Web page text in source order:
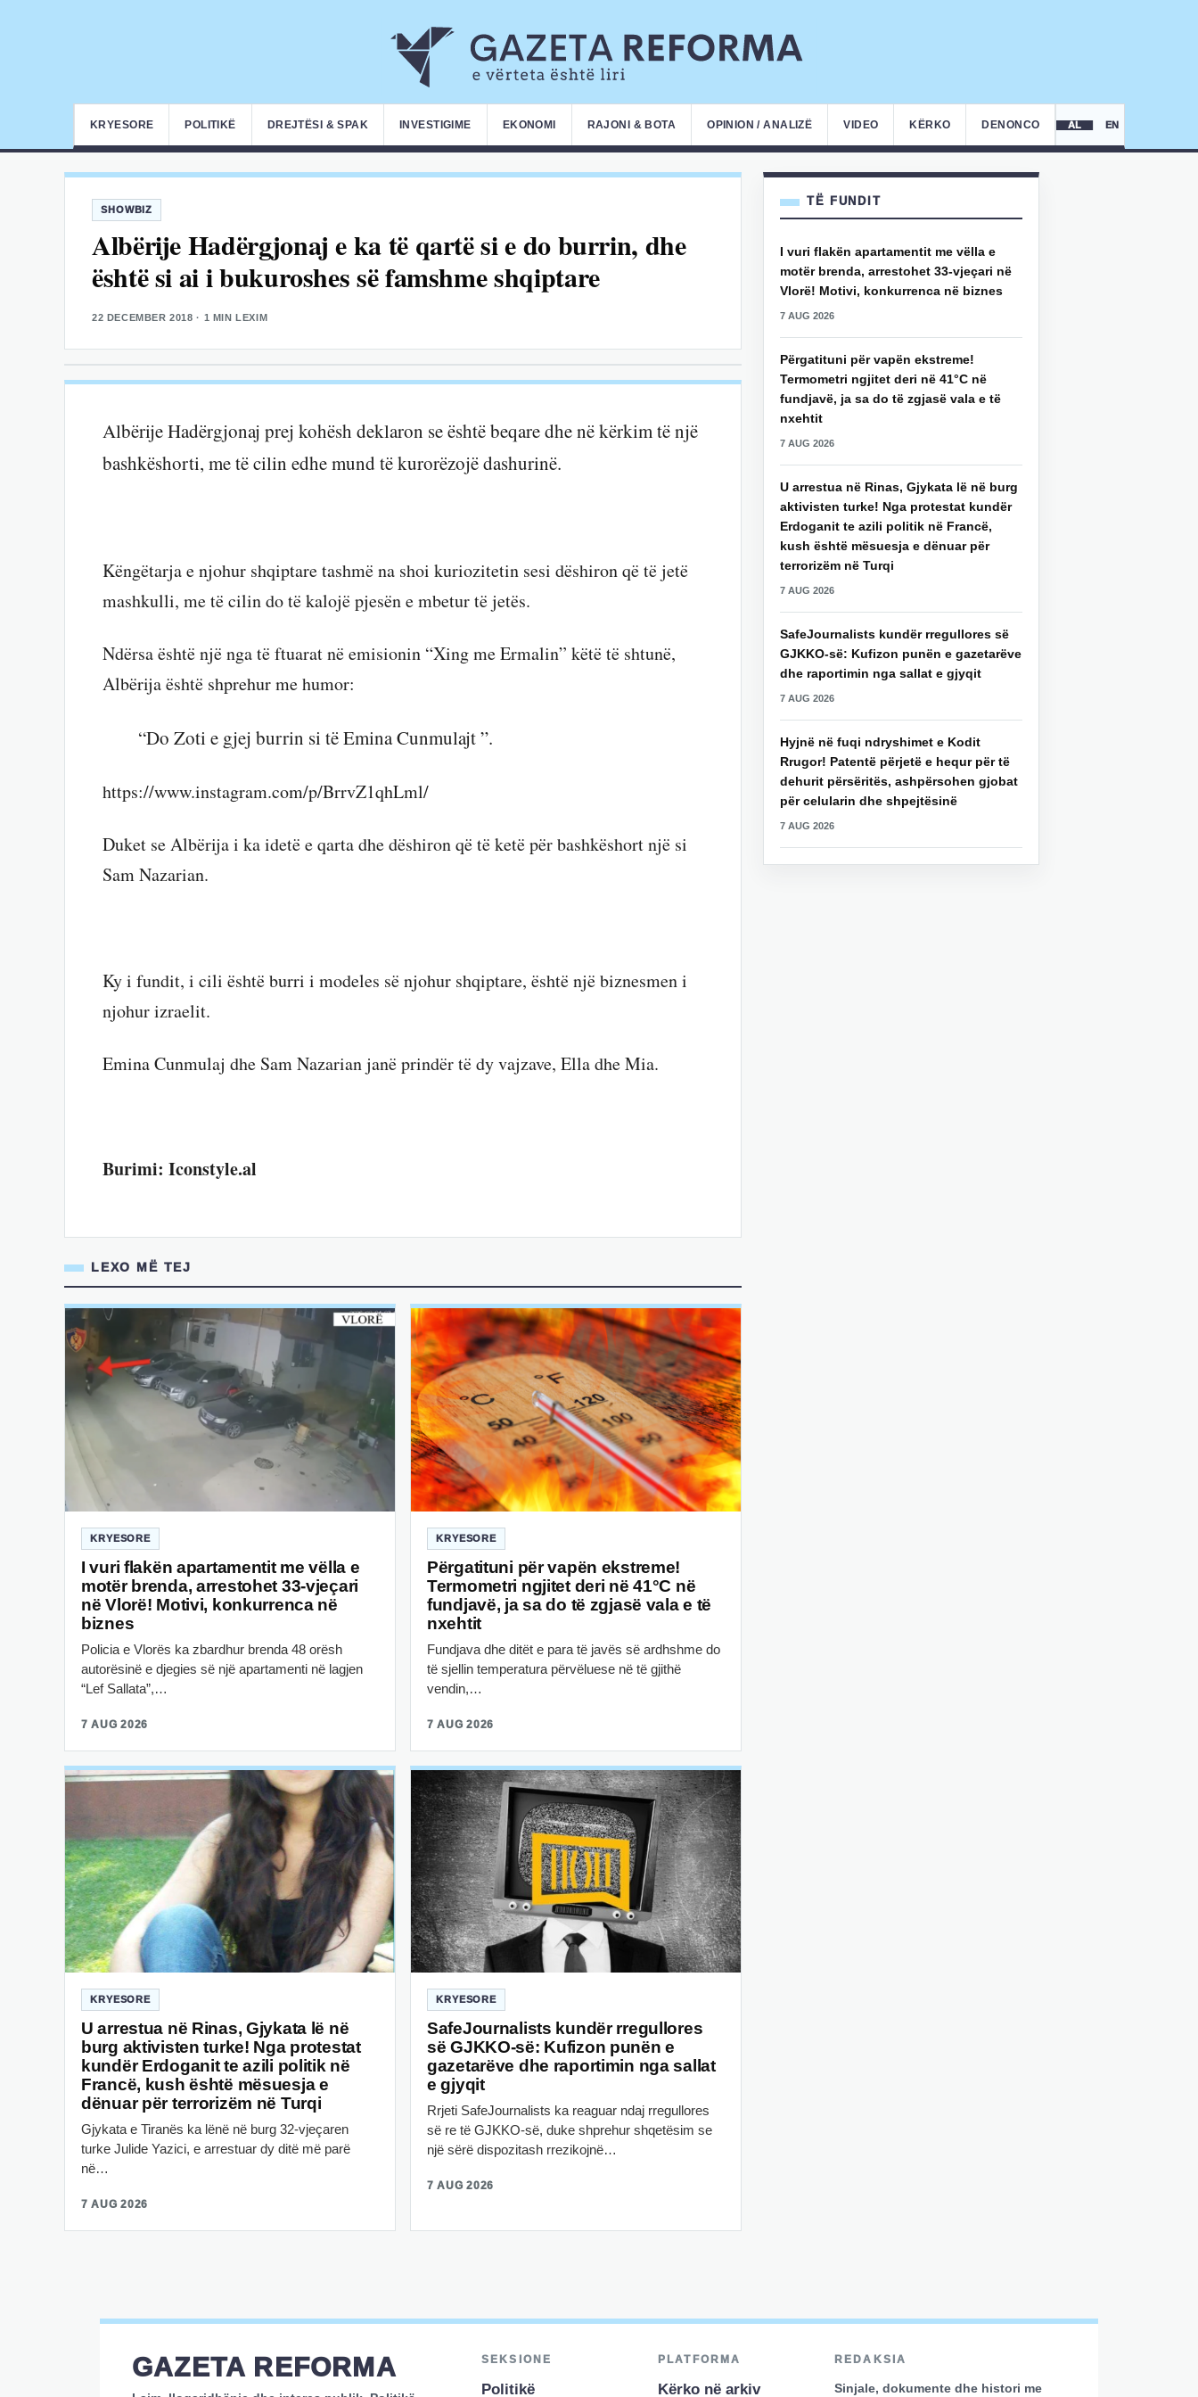
KRYESORE POLITIKË DREJTËSI & SPAK INVESTIGIME EKONOMI RAJONI & BOTA OPINION / ANALIZË VIDEO KËRKO DENONCO AL EN
SHOWBIZ
Albërije Hadërgjonaj e ka të qartë si e do burrin, dhe
është si ai i bukuroshes së famshme shqiptare
22 DECEMBER 2018 · 1 MIN LEXIM
Albërije Hadërgjonaj prej kohësh deklaron se është beqare dhe në kërkim të një
bashkëshorti, me të cilin edhe mund të kurorëzojë dashurinë.
Këngëtarja e njohur shqiptare tashmë na shoi kuriozitetin sesi dëshiron që të jetë
mashkulli, me të cilin do të kalojë pjesën e mbetur të jetës.
Ndërsa është një nga të ftuarat në emisionin “Xing me Ermalin” këtë të shtunë,
Albërija është shprehur me humor:
“Do Zoti e gjej burrin si të Emina Cunmulajt ”.
https://www.instagram.com/p/BrrvZ1qhLml/
Duket se Albërija i ka idetë e qarta dhe dëshiron që të ketë për bashkëshort një si
Sam Nazarian.
Ky i fundit, i cili është burri i modeles së njohur shqiptare, është një biznesmen i
njohur izraelit.
Emina Cunmulaj dhe Sam Nazarian janë prindër të dy vajzave, Ella dhe Mia.
Burimi: Iconstyle.al
LEXO MË TEJ
KRYESORE
I vuri flakën apartamentit me vëlla e
motër brenda, arrestohet 33-vjeçari
në Vlorë! Motivi, konkurrenca në
biznes
Policia e Vlorës ka zbardhur brenda 48 orësh
autorësinë e djegies së një apartamenti në lagjen
“Lef Sallata”,…
7 AUG 2026
KRYESORE
Përgatituni për vapën ekstreme!
Termometri ngjitet deri në 41°C në
fundjavë, ja sa do të zgjasë vala e të
nxehtit
Fundjava dhe ditët e para të javës së ardhshme do
të sjellin temperatura përvëluese në të gjithë
vendin,…
7 AUG 2026
KRYESORE
U arrestua në Rinas, Gjykata lë në
burg aktivisten turke! Nga protestat
kundër Erdoganit te azili politik në
Francë, kush është mësuesja e
dënuar për terrorizëm në Turqi
Gjykata e Tiranës ka lënë në burg 32-vjeçaren
turke Julide Yazici, e arrestuar dy ditë më parë
në…
7 AUG 2026
KRYESORE
SafeJournalists kundër rregullores
së GJKKO-së: Kufizon punën e
gazetarëve dhe raportimin nga sallat
e gjyqit
Rrjeti SafeJournalists ka reaguar ndaj rregullores
së re të GJKKO-së, duke shprehur shqetësim se
një sërë dispozitash rrezikojnë…
7 AUG 2026
TË FUNDIT
I vuri flakën apartamentit me vëlla e
motër brenda, arrestohet 33-vjeçari në
Vlorë! Motivi, konkurrenca në biznes
7 AUG 2026
Përgatituni për vapën ekstreme!
Termometri ngjitet deri në 41°C në
fundjavë, ja sa do të zgjasë vala e të
nxehtit
7 AUG 2026
U arrestua në Rinas, Gjykata lë në burg
aktivisten turke! Nga protestat kundër
Erdoganit te azili politik në Francë,
kush është mësuesja e dënuar për
terrorizëm në Turqi
7 AUG 2026
SafeJournalists kundër rregullores së
GJKKO-së: Kufizon punën e gazetarëve
dhe raportimin nga sallat e gjyqit
7 AUG 2026
Hyjnë në fuqi ndryshimet e Kodit
Rrugor! Patentë përjetë e hequr për të
dehurit përsëritës, ashpërsohen gjobat
për celularin dhe shpejtësinë
7 AUG 2026
GAZETA REFORMA SEKSIONE
Politikë
PLATFORMA
Kërko në arkiv
REDAKSIA
Sinjale, dokumente dhe histori me